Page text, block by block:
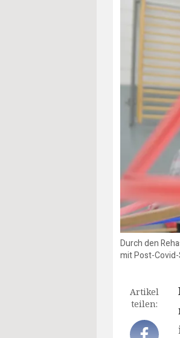
Durch den
mit Post-
Artikel
teilen: